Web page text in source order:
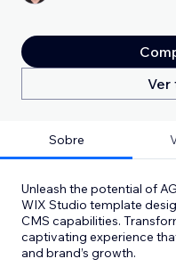
Ver
Sobre
Unleash the potential of
WIX Studio template
CMS capabilities.
captivating experience
and brand’s growth.